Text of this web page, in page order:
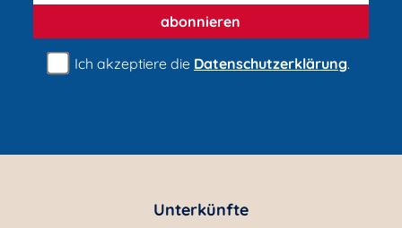
abonnieren
Ich akzeptiere die Datenschutzerklärung.
Unterkünfte